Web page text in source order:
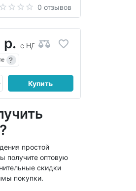
0 отзывов
р. с НДС
?
Купить
простой
получите оптовую
скидки
покупки.